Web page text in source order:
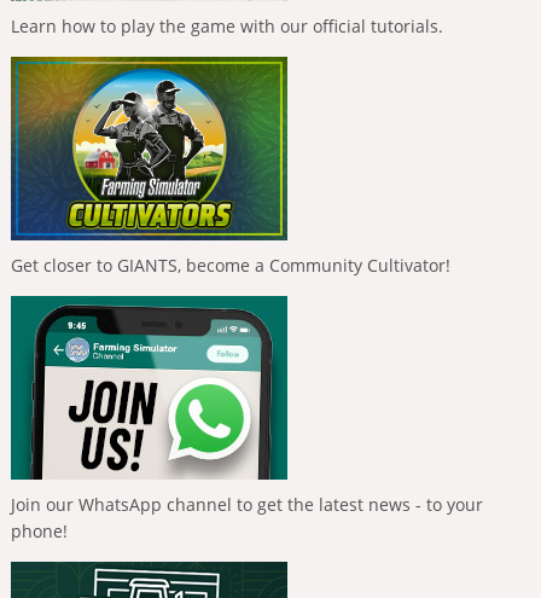
Learn how to play the game with our official tutorials.
Get closer to GIANTS, become a Community Cultivator!
Join our WhatsApp channel to get the latest news - to your
phone!